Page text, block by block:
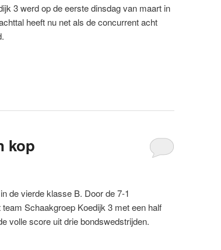
3 werd op de eerste dinsdag van maart in
heeft nu net als de concurrent acht
kop
de vierde klasse B. Door de 7-1
Schaakgroep Koedijk 3 met een half
volle score uit drie bondswedstrijden.